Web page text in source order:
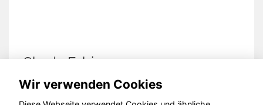
Skoda Fabia
Wir verwenden Cookies